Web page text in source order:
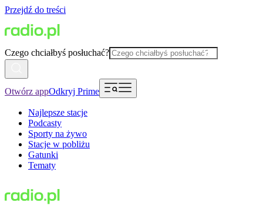
Przejdź do treści
Czego chciałbyś posłuchać?
Otwórz appOdkryj Prime
Najlepsze stacje
Podcasty
Sporty na żywo
Stacje w pobliżu
Gatunki
Tematy